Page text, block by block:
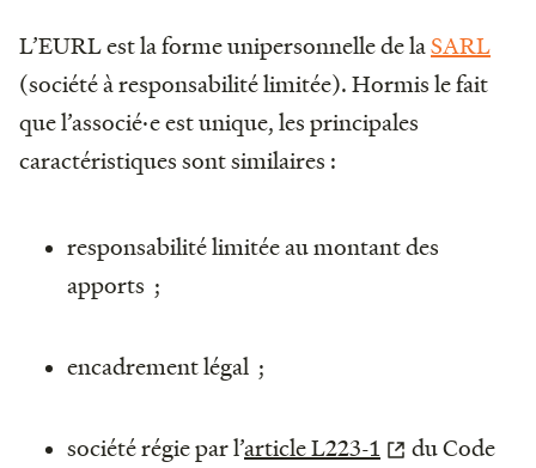
L’EURL est la forme unipersonnelle de laSARL
(société à responsabilité limitée). Hormis le fait
que l’associé·e est unique, les principales
caractéristiques sont similaires :
responsabilité limitée au montant des
apports ;
encadrement légal ;
société régie par l’article L223-1
du Code